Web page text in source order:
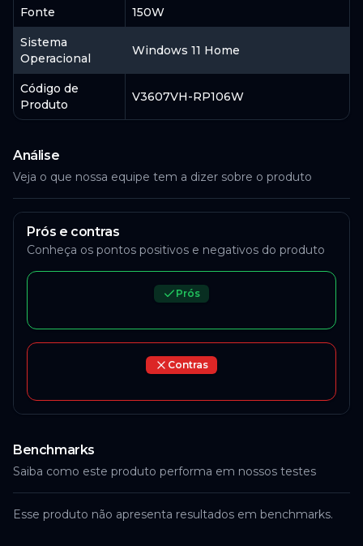
Indisponível
Fonte 150W
Sistema
Operacional
Windows 11 Home
Código de
Produto
V3607VH-RP106W
Análise
Veja o que nossa equipe tem a dizer sobre o produto
Prós e contras
Conheça os pontos positivos e negativos do produto
Prós
Contras
Benchmarks
Saiba como este produto performa em nossos testes
Esse produto não apresenta resultados em benchmarks.